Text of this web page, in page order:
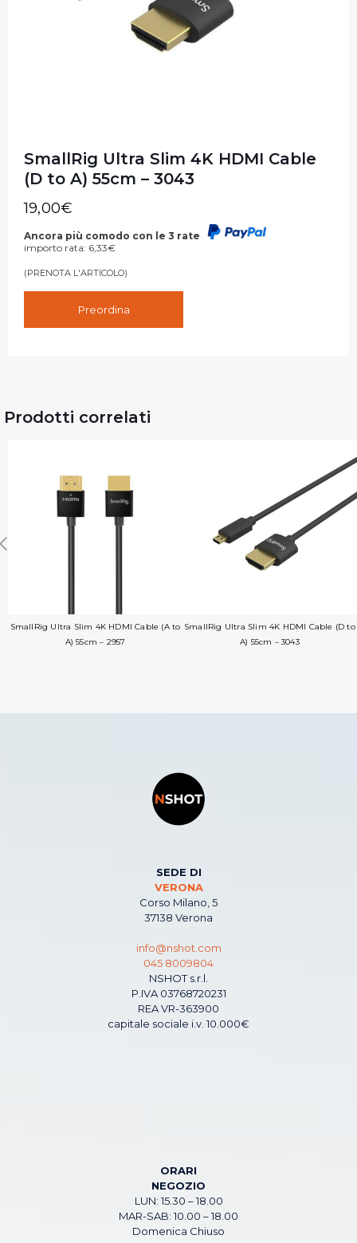
SmallRig Ultra Slim 4K HDMI Cable
(D to A) 55cm – 3043
19,00€
Ancora più comodo con le 3 rate
importo rata: 6,33€
(PRENOTA L'ARTICOLO)
Preordina
Prodotti correlati
SmallRig Ultra Slim 4K HDMI Cable (A to
A) 55cm – 2957
SmallRig Ultra Slim 4K HDMI Cable (D to
A) 55cm – 3043
SEDE DI
VERONA
Corso Milano, 5
37138 Verona
info@nshot.com
045 8009804
NSHOT s.r.l.
P.IVA 03768720231
REA VR-363900
capitale sociale i.v. 10.000€
ORARI
NEGOZIO
LUN: 15.30 – 18.00
MAR-SAB: 10.00 – 18.00
Domenica Chiuso